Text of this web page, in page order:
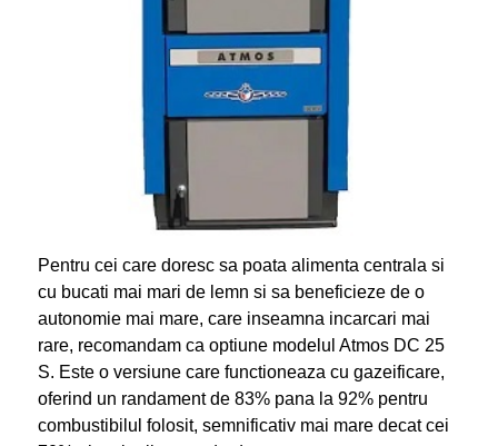
Pentru cei care doresc sa poata alimenta centrala si
cu bucati mai mari de lemn si sa beneficieze de o
autonomie mai mare, care inseamna incarcari mai
rare, recomandam ca optiune modelul Atmos DC 25
S. Este o versiune care functioneaza cu gazeificare,
oferind un randament de 83% pana la 92% pentru
combustibilul folosit, semnificativ mai mare decat cei